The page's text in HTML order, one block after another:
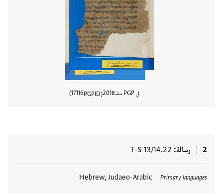
في PGP منذ 2018
PGPID
17116
2 رسالة T-S 13J14.22
Primary languages
Hebrew, Judaeo-Arabic العلامات